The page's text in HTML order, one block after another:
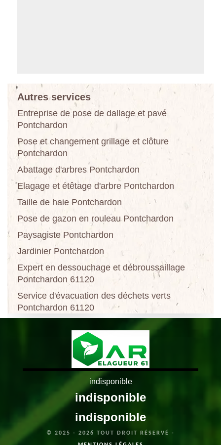
Autres services
Entreprise de pose de dallage et pavé
Pontchardon
Pose et changement grillage et clôture
Pontchardon
Abattage d'arbres Pontchardon
Elagage et étêtage d'arbre Pontchardon
Taille de haie Pontchardon
Pose de gazon en rouleau Pontchardon
Paysagiste Pontchardon
Jardinier Pontchardon
Expert en dessouchage et débroussaillage
Pontchardon 61120
Service d'évacuation des déchets verts
Pontchardon 61120
indisponible
indisponible
indisponible
© 2025 - 2026 TOUT DROIT RÉSERVÉ -